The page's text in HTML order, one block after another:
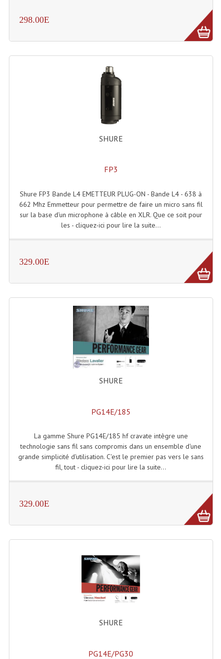
298.00E
SHURE
FP3
Shure FP3 Bande L4 EMETTEUR PLUG-ON - Bande L4 - 638 à
662 Mhz Emmetteur pour permettre de faire un micro sans fil
sur la base d'un microphone à câble en XLR. Que ce soit pour
les - cliquez-ici pour lire la suite...
329.00E
SHURE
PG14E/185
La gamme Shure PG14E/185 hf cravate intègre une
technologie sans fil sans compromis dans un ensemble d'une
grande simplicité d'utilisation. C'est le premier pas vers le sans
fil, tout - cliquez-ici pour lire la suite...
329.00E
SHURE
PG14E/PG30